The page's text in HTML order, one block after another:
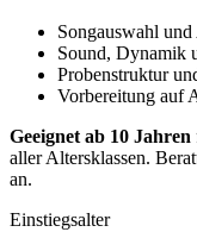
Songauswahl
Sound, Dynamik
Probenstruktur
Vorbereitung auf
Geeignet ab 10 Jahren
aller Altersklassen.
an.
Einstiegsalter